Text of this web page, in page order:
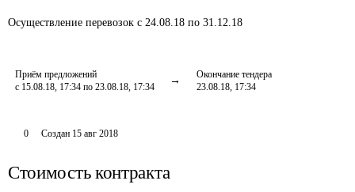
Осуществление перевозок с 24.08.18 по 31.12.18
Приём предложений
с 15.08.18, 17:34 по 23.08.18, 17:34
Окончание тендера
23.08.18, 17:34
0 Создан 15 авг 2018
Стоимость контракта